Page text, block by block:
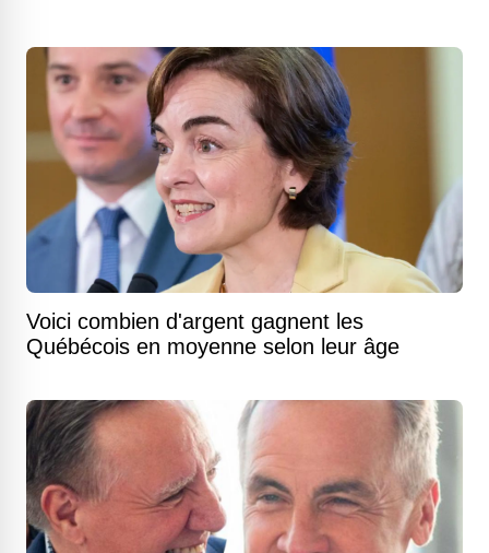
Voici combien d'argent gagnent les
Québécois en moyenne selon leur âge